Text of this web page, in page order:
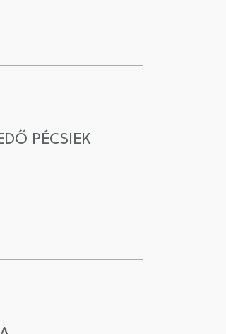
PÉCSIEK